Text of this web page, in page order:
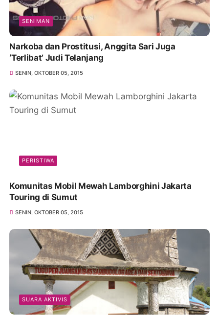
SENIMAN
Narkoba dan Prostitusi, Anggita Sari Juga
‘Terlibat’ Judi Telanjang
SENIN, OKTOBER 05, 2015
PERISTIWA
Komunitas Mobil Mewah Lamborghini Jakarta
Touring di Sumut
SENIN, OKTOBER 05, 2015
SUARA AKTIVIS